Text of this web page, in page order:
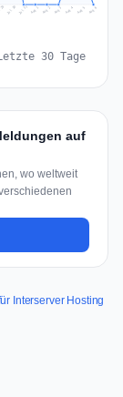
Jul 30 Jul 31 Aug 1 Aug 2 Aug 3 Aug 4 Aug 5 Aug 6
30 Tage
auf
wo weltweit
Interserver Hosting